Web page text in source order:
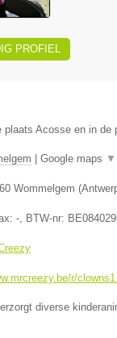
PROFIEL
plaats Acosse en in de
Google maps ▼
Wommelgem (
-, BTW-nr:
r/
diverse